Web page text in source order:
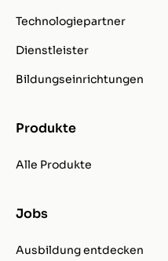
Technologiepartner
Dienstleister
Bildungseinrichtungen
Produkte
Alle Produkte
Jobs
Ausbildung entdecken